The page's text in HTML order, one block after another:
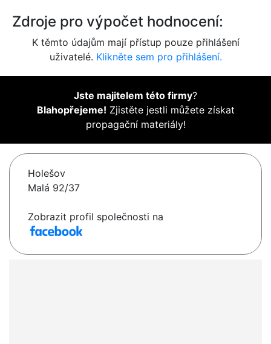
Zdroje pro výpočet hodnocení:
K těmto údajům mají přístup pouze přihlášení
uživatelé. Klikněte sem pro přihlášení.
Jste majitelem této firmy?
Blahopřejeme! Zjistěte jestli můžete získat
propagační materiály!
Holešov
Malá 92/37
Zobrazit profil společnosti na